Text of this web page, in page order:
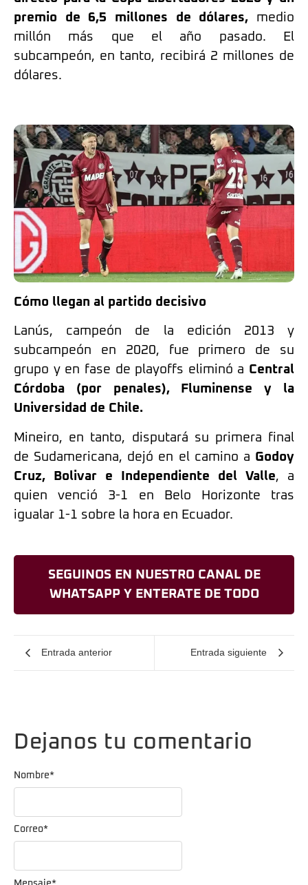
premio de 6,5 millones de dólares, medio
millón más que el año pasado. El
subcampeón, en tanto, recibirá 2 millones de
dólares.
Cómo llegan al partido decisivo
Lanús, campeón de la edición 2013 y
subcampeón en 2020, fue primero de su
grupo y en fase de playoffs eliminó a Central
Córdoba (por penales), Fluminense y la
Universidad de Chile.
Mineiro, en tanto, disputará su primera final
de Sudamericana, dejó en el camino a Godoy
Cruz, Bolivar e Independiente del Valle, a
quien venció 3-1 en Belo Horizonte tras
igualar 1-1 sobre la hora en Ecuador.
SEGUINOS EN NUESTRO CANAL DE
WHATSAPP Y ENTERATE DE TODO
Entrada anterior Entrada siguiente
Dejanos tu comentario
Nombre*
Correo*